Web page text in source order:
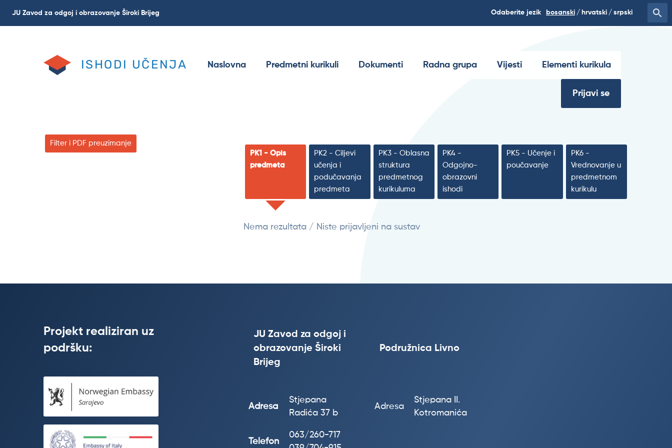
JU Zavod za odgoj i obrazovanje Široki Brijeg Odaberite jezik bosanski hrvatski srpski
ISHODI UČENJA Naslovna Predmetni kurikuli Dokumenti Radna grupa Vijesti Elementi kurikula
Prijavi se
PK1 - Opis
predmeta
PK2 - Ciljevi
učenja i
podučavanja
predmeta
PK3 - Oblasna
struktura
predmetnog
kurikuluma
PK4 -
Odgojno-
obrazovni
ishodi
PK5 - Učenje i
poučavanje
PK6 -
Vrednovanje u
predmetnom
kurikulu
Nema rezultata / Niste prijavljeni na sustav
Filter i PDF preuzimanje
Projekt realiziran uz
podršku:
JU Zavod za odgoj i
obrazovanje Široki
Brijeg
Podružnica Livno
Adresa
Stjepana
Radića 37 b
Adresa
Stjepana II.
Kotromanića
Telefon
063/260-717